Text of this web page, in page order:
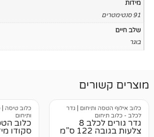
ותיחום| גדר
גדר גורים לכלב 8
כלוב טיסה
כלוב אילוף הטסה
כלוב הטסה לכלב
סקודו מידה 5